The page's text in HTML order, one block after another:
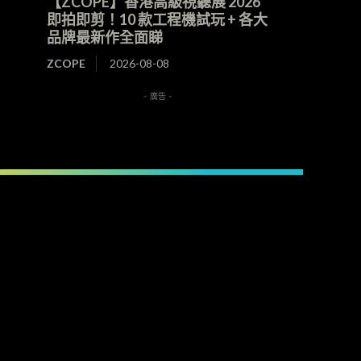
即拍即剪！10 款工程機試玩 + 各大
品牌最新作全面睇
ZCOPE 2026-08-08
- 廣告 -